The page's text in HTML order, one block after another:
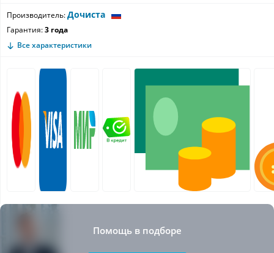
Производитель:Дочиста
Гарантия:3 года
Все характеристики
Помощь в подборе